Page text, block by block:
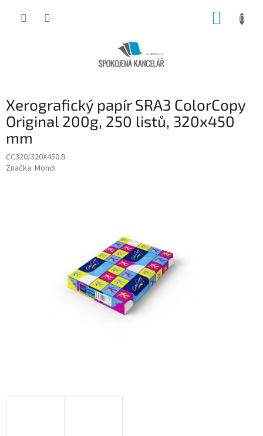
Xerografický papír SRA3 ColorCopy
Original 200g, 250 listů, 320x450
mm
CC320/320X450.B
Značka: Mondi